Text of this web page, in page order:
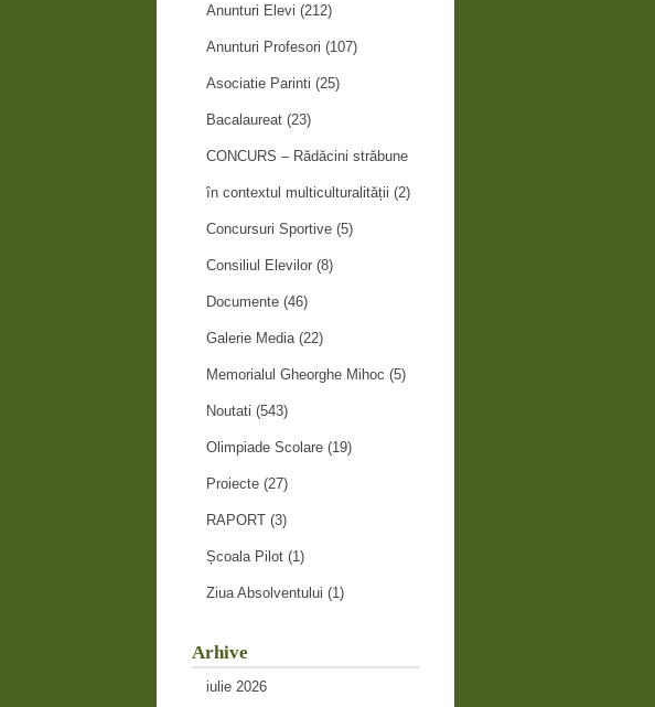
Anunturi Elevi (212)
Anunturi Profesori (107)
Asociatie Parinti (25)
Bacalaureat (23)
CONCURS – Rădăcini străbune
în contextul multiculturalității (2)
Concursuri Sportive (5)
Consiliul Elevilor (8)
Documente (46)
Galerie Media (22)
Memorialul Gheorghe Mihoc (5)
Noutati (543)
Olimpiade Scolare (19)
Proiecte (27)
RAPORT (3)
Școala Pilot (1)
Ziua Absolventului (1)
Arhive
iulie 2026